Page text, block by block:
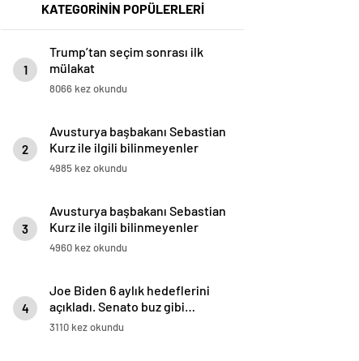
KATEGORİNİN POPÜLERLERİ
1
Trump’tan seçim sonrası ilk
mülakat
8066 kez okundu
2
Avusturya başbakanı Sebastian
Kurz ile ilgili bilinmeyenler
4985 kez okundu
3
Avusturya başbakanı Sebastian
Kurz ile ilgili bilinmeyenler
4960 kez okundu
4
Joe Biden 6 aylık hedeflerini
açıkladı. Senato buz gibi…
3110 kez okundu